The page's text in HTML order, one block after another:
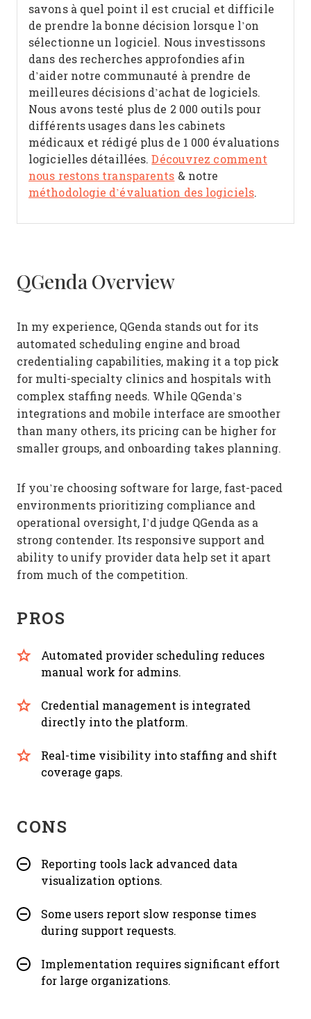
savons à quel point il est crucial et difficile
de prendre la bonne décision lorsque l’on
sélectionne un logiciel. Nous investissons
dans des recherches approfondies afin
d’aider notre communauté à prendre de
meilleures décisions d’achat de logiciels.
Nous avons testé plus de 2 000 outils pour
différents usages dans les cabinets
médicaux et rédigé plus de 1 000 évaluations
logicielles détaillées.Découvrez comment
nous restons transparents & notre
méthodologie d’évaluation des logiciels.
QGenda Overview
In my experience, QGenda stands out for its
automated scheduling engine and broad
credentialing capabilities, making it a top pick
for multi-specialty clinics and hospitals with
complex staffing needs. While QGenda’s
integrations and mobile interface are smoother
than many others, its pricing can be higher for
smaller groups, and onboarding takes planning.
If you’re choosing software for large, fast-paced
environments prioritizing compliance and
operational oversight, I’d judge QGenda as a
strong contender. Its responsive support and
ability to unify provider data help set it apart
from much of the competition.
PROS
Automated provider scheduling reduces
manual work for admins.
Credential management is integrated
directly into the platform.
Real-time visibility into staffing and shift
coverage gaps.
CONS
Reporting tools lack advanced data
visualization options.
Some users report slow response times
during support requests.
Implementation requires significant effort
for large organizations.